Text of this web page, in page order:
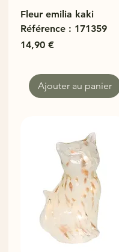
Fleur emilia kaki
Référence : 171359
Prix
14,90 €
Ajouter au panier